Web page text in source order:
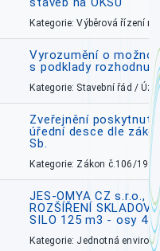
Kategorie: Výběrová řízení
Vyrozumění o
s podklady rozhodnutí
Kategorie: Stavební řád /
Zveřejnění
úřední desce dle
Sb.
Kategorie: Zákon č.106/1999
JES-OMYA CZ s.r.o.,
ROZŠÍŘENÍ
SILO 125 m3 - osy
Kategorie: Jednotná